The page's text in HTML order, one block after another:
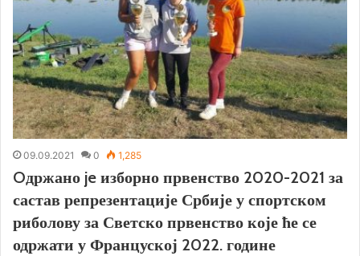
09.09.2021 0 1,285
Oдржано je изборно првенство 2020-2021 за
састав репрезентације Србије у спортском
риболову за Светско првенство које ће се
одржати у Француској 2022. године